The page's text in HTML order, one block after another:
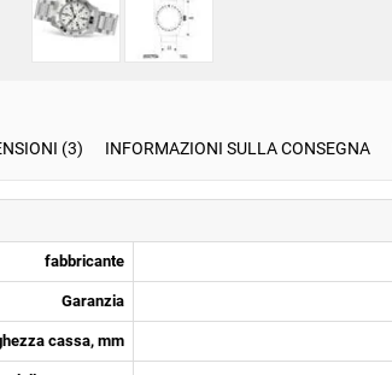
(3) INFORMAZIONI SULLA CONSEGNA
fabbricante
Garanzia
cassa, mm